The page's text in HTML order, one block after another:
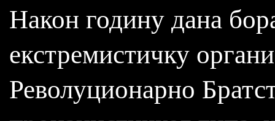
Након годину дана
екстремистичку
Револуционарно